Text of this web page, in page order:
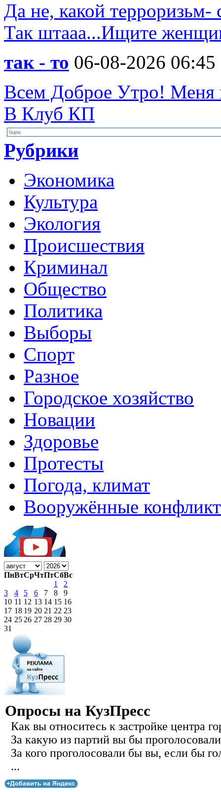
Да не, какой терроризьм-
Так штааа...Ищите
так - то 06-08-2026 06:45
Всем Доброе Утро! Меня
В Клуб КП
Рубрики
Экономика
Культура
Экология
Происшествия
Криминал
Общество
Политика
Выборы
Спорт
Разное
Городское хозяйство
Новации
Здоровье
Протесты
Погода, климат
Вооружённые
ПнВтСрЧтПтСбВс
1
2
3
4 5 6 7 8
9
10 11 12 13 14 15 16
17 18 19 20 21 22 23
24 25 26 27 28 29 30
31
Опросы на КузПресс
Как вы относитесь к застройке центра
За какую из партий вы бы
За кого проголосовали бы вы, если бы
...